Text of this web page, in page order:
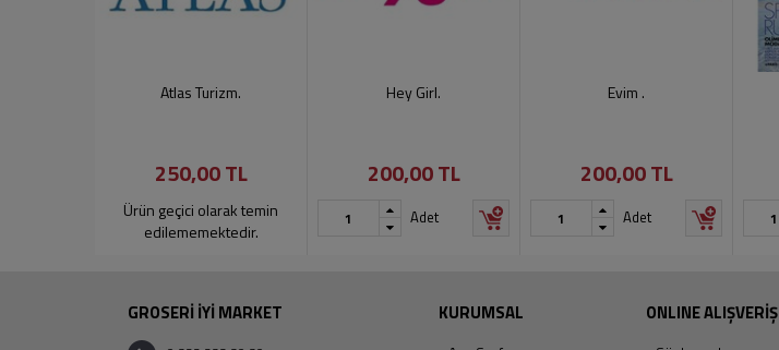
Atlas Turizm.
250,00 TL
Ürün geçici olarak temin
edilememektedir.
Hey Girl.
200,00 TL
Adet
Evim .
200,00 TL
Adet
GROSERİ İYİ MARKET KURUMSAL ONLINE ALIŞVERİŞ